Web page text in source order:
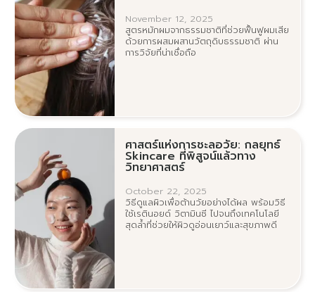
November 12, 2025
สูตรหมักผมจากธรรมชาติที่ช่วยฟื้นฟูผมเสีย
ด้วยการผสมผสานวัตถุดิบธรรมชาติ ผ่าน
การวิจัยที่น่าเชื่อถือ
ศาสตร์แห่งการชะลอวัย: กลยุทธ์
Skincare ที่พิสูจน์แล้วทาง
วิทยาศาสตร์
October 22, 2025
วิธีดูแลผิวเพื่อต้านวัยอย่างได้ผล พร้อมวิธี
ใช้เรตินอยด์ วิตามินซี ไปจนถึงเทคโนโลยี
สุดล้ำที่ช่วยให้ผิวดูอ่อนเยาว์และสุขภาพดี